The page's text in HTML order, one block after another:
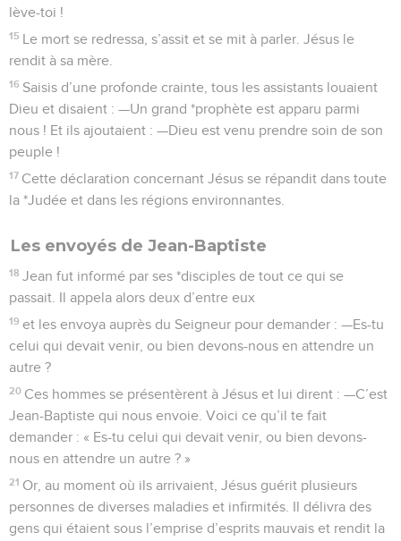
lève-toi !
15 Le mort se redressa, s’assit et se mit à parler. Jésus le
rendit à sa mère.
16 Saisis d’une profonde crainte, tous les assistants louaient
Dieu et disaient : —Un grand *prophète est apparu parmi
nous ! Et ils ajoutaient : —Dieu est venu prendre soin de son
peuple !
17 Cette déclaration concernant Jésus se répandit dans toute
la *Judée et dans les régions environnantes.
Les envoyés de Jean-Baptiste
18 Jean fut informé par ses *disciples de tout ce qui se
passait. Il appela alors deux d’entre eux
19 et les envoya auprès du Seigneur pour demander : —Es-tu
celui qui devait venir, ou bien devons-nous en attendre un
autre ?
20 Ces hommes se présentèrent à Jésus et lui dirent : —C’est
Jean-Baptiste qui nous envoie. Voici ce qu’il te fait
demander : « Es-tu celui qui devait venir, ou bien devons-
nous en attendre un autre ? »
21 Or, au moment où ils arrivaient, Jésus guérit plusieurs
personnes de diverses maladies et infirmités. Il délivra des
gens qui étaient sous l’emprise d’esprits mauvais et rendit la